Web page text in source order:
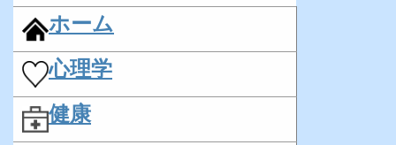
ホーム
心理学
健康